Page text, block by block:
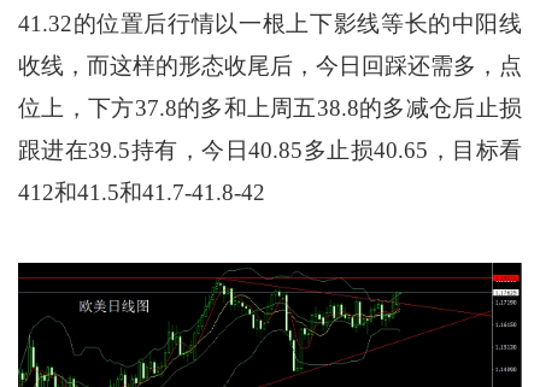
41.32的位置后行情以一根上下影线等长的中阳线
收线，而这样的形态收尾后，今日回踩还需多，点
位上，下方37.8的多和上周五38.8的多减仓后止损
跟进在39.5持有，今日40.85多止损40.65，目标看
412和41.5和41.7-41.8-42